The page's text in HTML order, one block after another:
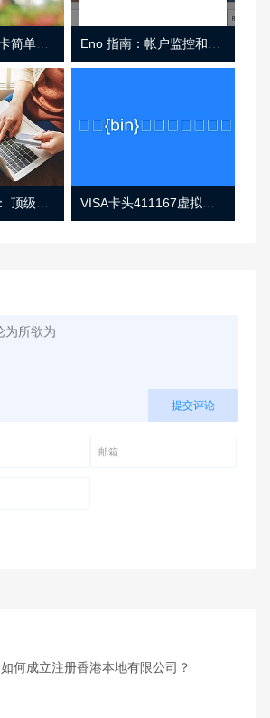
资本一虚拟信用卡简单介绍
条纹 vs PayPal： 顶级功能， 定价 （和更多！ VISA卡头411167虚拟卡基础信息
提交评论
如何成立注册香港本地有限公司？